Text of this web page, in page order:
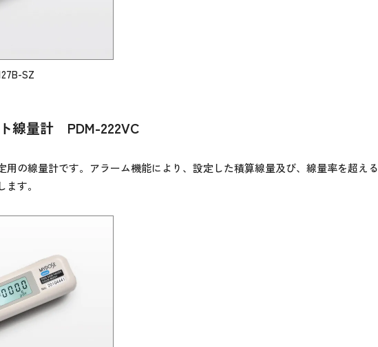
SZ
線量計 PDM-222VC
用の線量計です。アラーム機能により、設定した積算線量及び、線量率を超える
す。